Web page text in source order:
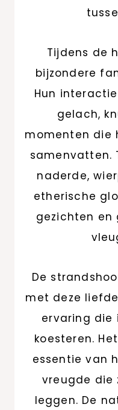
Tijdens de
bijzondere
Hun
gelach,
momenten die
samenvatten.
naderde,
etherische
gezichten en
De
met deze
ervaring die
koesteren.
essentie van
vreugde die
leggen. De